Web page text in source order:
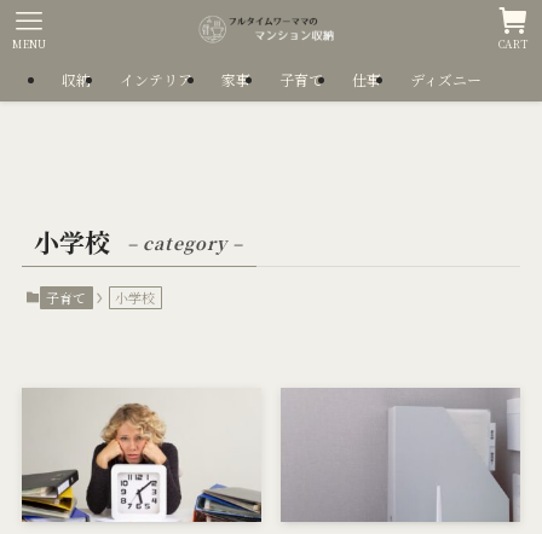
CART
MENU
収納 インテリア 家事 子育て 仕事 ディズニー
小学校 – category –
子育て 小学校